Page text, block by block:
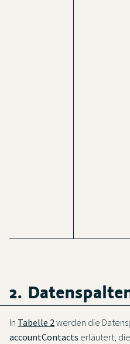
2.
In Tabelle 2werden die
accountContacts erläutert,